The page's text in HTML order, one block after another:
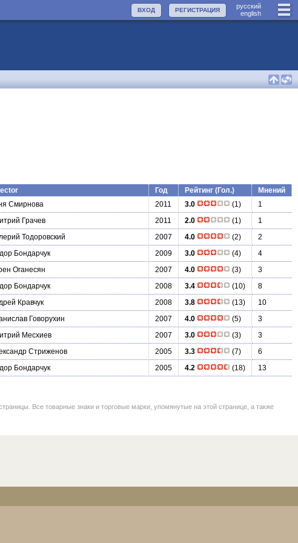
руccкий
english
РЕГИСТРАЦИЯ
ВХОД
Год Рейтинг (Гол.)
Мнений
Смирнова 2011 3.0 (1)
1
Грачев 2011 2.0 (1)
1
Тодоровский 2007 4.0 (2)
2
Бондарчук 2009 3.0 (4)
4
Оганесян 2007 4.0 (3)
3
Бондарчук 2008 3.4 (10)
8
Кравчук 2008 3.8 (13)
10
Говорухин 2007 4.0 (5)
3
Месхиев 2007 3.0 (3)
3
Стриженов 2005 3.3 (7)
6
Бондарчук 2005 4.2 (18)
13
Все товарные знаки и торговые марки, упомянутые на этой странице, а также